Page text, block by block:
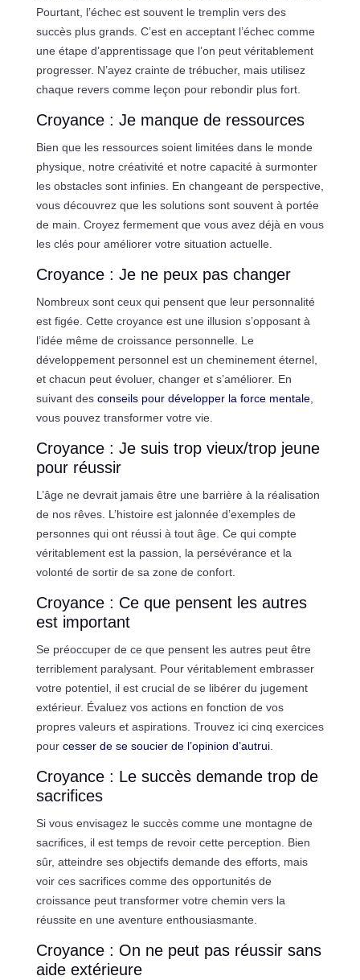
Pourtant, l’échec est souvent le tremplin vers des
succès plus grands. C’est en acceptant l’échec comme
une étape d’apprentissage que l’on peut véritablement
progresser. N’ayez crainte de trébucher, mais utilisez
chaque revers comme leçon pour rebondir plus fort.
Croyance : Je manque de ressources
Bien que les ressources soient limitées dans le monde
physique, notre créativité et notre capacité à surmonter
les obstacles sont infinies. En changeant de perspective,
vous découvrez que les solutions sont souvent à portée
de main. Croyez fermement que vous avez déjà en vous
les clés pour améliorer votre situation actuelle.
Croyance : Je ne peux pas changer
Nombreux sont ceux qui pensent que leur personnalité
est figée. Cette croyance est une illusion s’opposant à
l’idée même de croissance personnelle. Le
développement personnel est un cheminement éternel,
et chacun peut évoluer, changer et s’améliorer. En
suivant des conseils pour développer la force mentale,
vous pouvez transformer votre vie.
Croyance : Je suis trop vieux/trop jeune
pour réussir
L’âge ne devrait jamais être une barrière à la réalisation
de nos rêves. L’histoire est jalonnée d’exemples de
personnes qui ont réussi à tout âge. Ce qui compte
véritablement est la passion, la persévérance et la
volonté de sortir de sa zone de confort.
Croyance : Ce que pensent les autres
est important
Se préoccuper de ce que pensent les autres peut être
terriblement paralysant. Pour véritablement embrasser
votre potentiel, il est crucial de se libérer du jugement
extérieur. Évaluez vos actions en fonction de vos
propres valeurs et aspirations. Trouvez ici cinq exercices
pour cesser de se soucier de l’opinion d’autrui.
Croyance : Le succès demande trop de
sacrifices
Si vous envisagez le succès comme une montagne de
sacrifices, il est temps de revoir cette perception. Bien
sûr, atteindre ses objectifs demande des efforts, mais
voir ces sacrifices comme des opportunités de
croissance peut transformer votre chemin vers la
réussite en une aventure enthousiasmante.
Croyance : On ne peut pas réussir sans
aide extérieure